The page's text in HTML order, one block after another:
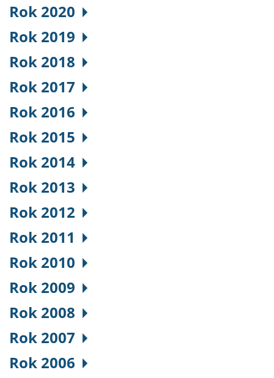
Rok 2020
Rok 2019
Rok 2018
Rok 2017
Rok 2016
Rok 2015
Rok 2014
Rok 2013
Rok 2012
Rok 2011
Rok 2010
Rok 2009
Rok 2008
Rok 2007
Rok 2006